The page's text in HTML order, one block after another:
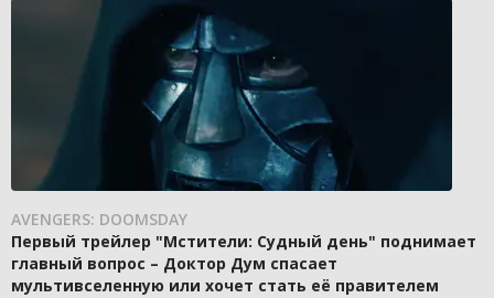
AVENGERS: DOOMSDAY
Первый трейлер "Мстители: Судный день" поднимает
главный вопрос – Доктор Дум спасает
мультивселенную или хочет стать её правителем